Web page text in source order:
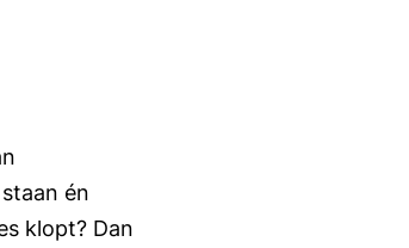
én
klopt? Dan